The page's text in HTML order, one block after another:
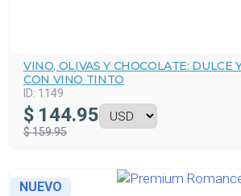
VINO, OLIVAS Y CHOCOLATE: DULCE
CON VINO TINTO
ID: 1149
$ 144.95
$ 159.95
NUEVO